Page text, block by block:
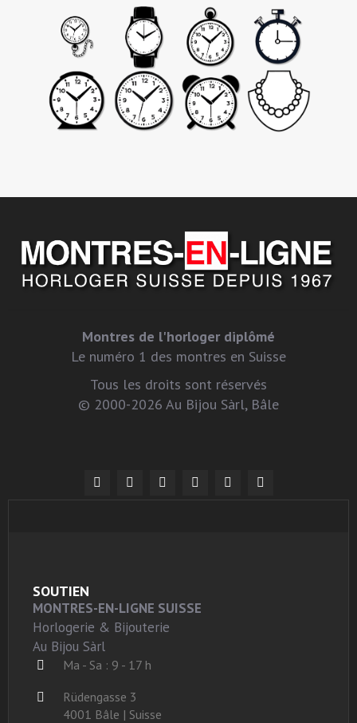
Montres de l'horloger diplômé
Le numéro 1 des montres en Suisse
Tous les droits sont réservés
© 2000-2026 Au Bijou Sàrl, Bâle
SOUTIEN
MONTRES-EN-LIGNE SUISSE
Horlogerie & Bijouterie
Au Bijou Sàrl
Ma - Sa : 9 - 17 h
Rüdengasse 3
4001 Bâle | Suisse